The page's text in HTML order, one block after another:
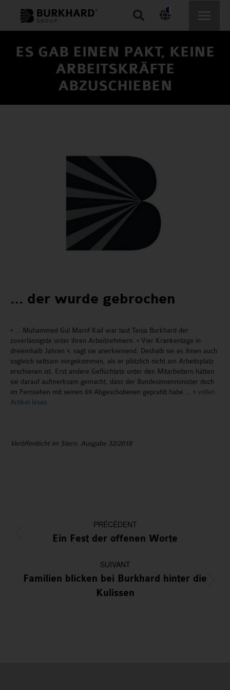
Recherche
ES GAB EINEN PAKT, KEINE
ARBEITSKRÄFTE
ABZUSCHIEBEN
… der wurde gebrochen
« … Muhammed Gul Marof Kail war laut Tanja Burkhard der
zuverlässigste unter ihren Arbeitnehmern. « Vier Krankentage in
dreieinhalb Jahren », sagt sie anerkennend. Deshalb sei es ihnen auch
sogleich seltsam vorgekommen, als er plötzlich nicht am Arbeitsplatz
erschienen ist. Erst andere Geflüchtete unter den Mitarbeitern hätten
sie darauf aufmerksam gemacht, dass der Bundesinnenminister doch
im Fernsehen mit seinen 69 Abgeschobenen geprahlt habe … » vollen
Artikel lesen
Veröffentlicht im Stern, Ausgabe 32/2018
PRÉCÉDENT
Article
Ein Fest der offenen Worte
SUIVANT
Article
suivant
Familien blicken bei Burkhard hinter die
Kulissen